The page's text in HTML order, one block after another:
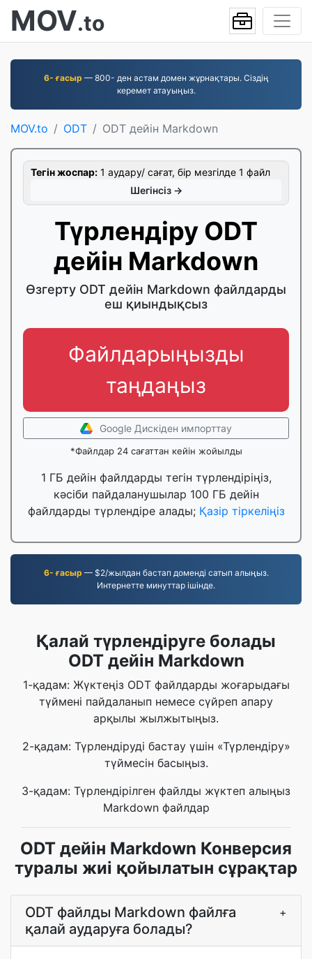
MOV.to
6- ғасыр — 800- ден астам домен жұрнақтары. Сіздің
керемет атауыңыз.
MOV.to ODT ODT дейін Markdown
Тегін жоспар: 1 аудару/ сағат, бір мезгілде 1 файл
Шегінсіз →
Түрлендіру ODT
дейін Markdown
Өзгерту ODT дейін Markdown файлдарды
еш қиындықсыз
Файлдарыңызды
таңдаңыз
Google Дискіден импорттау
*Файлдар 24 сағаттан кейін жойылды
1 ГБ дейін файлдарды тегін түрлендіріңіз,
кәсіби пайдаланушылар 100 ГБ дейін
файлдарды түрлендіре алады; Қазір тіркеліңіз
6- ғасыр — $2/жылдан бастап доменді сатып алыңыз.
Интернетте минуттар ішінде.
Қалай түрлендіруге болады
ODT дейін Markdown
1-қадам: Жүктеңіз ODT файлдарды жоғарыдағы
түймені пайдаланып немесе сүйреп апару
арқылы жылжытыңыз.
2-қадам: Түрлендіруді бастау үшін «Түрлендіру»
түймесін басыңыз.
3-қадам: Түрлендірілген файлды жүктеп алыңыз
Markdown файлдар
ODT дейін Markdown Конверсия
туралы жиі қойылатын сұрақтар
ODT файлды Markdown файлға
қалай аударуға болады?
+